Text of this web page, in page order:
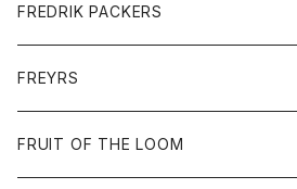
Tシャツ
グッズ
靴
FREDRIK PACKERS
アクセサリー
バッグ
FREYRS
サングラス
FRUIT OF THE LOOM